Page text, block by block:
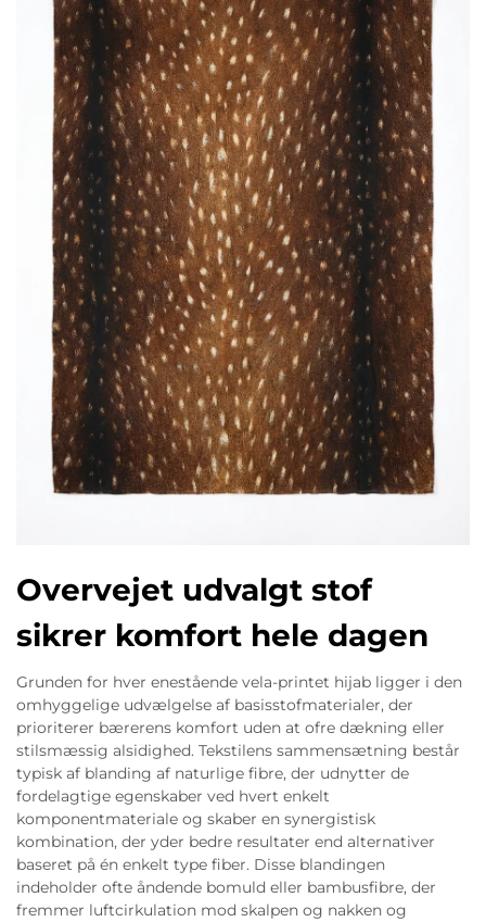
Overvejet udvalgt stof
sikrer komfort hele dagen
Grunden for hver enestående vela-printet hijab ligger i den
omhyggelige udvælgelse af basisstofmaterialer, der
prioriterer bærerens komfort uden at ofre dækning eller
stilsmæssig alsidighed. Tekstilens sammensætning består
typisk af blanding af naturlige fibre, der udnytter de
fordelagtige egenskaber ved hvert enkelt
komponentmateriale og skaber en synergistisk
kombination, der yder bedre resultater end alternativer
baseret på én enkelt type fiber. Disse blandingen
indeholder ofte åndende bomuld eller bambusfibre, der
fremmer luftcirkulation mod skalpen og nakken og